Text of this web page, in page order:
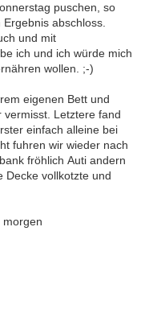
puschen, so
abschloss.
und mit
ich und ich würde mich
wollen. ;-)
eigenen Bett und
vermisst. Letztere fand
einfach alleine bei
fuhren wir wieder nach
fröhlich Auti andern
Decke vollkotzte und
morgen